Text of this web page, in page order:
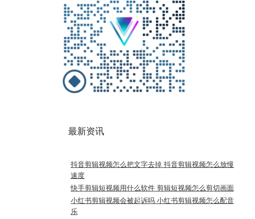
最新资讯
抖音剪辑视频怎么把文字去掉 抖音剪辑视频怎么放慢
速度
快手剪辑短视频用什么软件 剪辑短视频怎么剪切画面
小红书剪辑视频会被起诉吗 小红书剪辑视频怎么配音
乐